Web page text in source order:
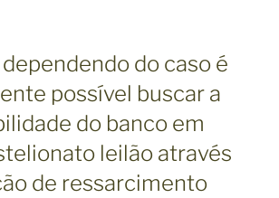
do caso é
possível buscar a
do banco em
leilão através
de ressarcimento